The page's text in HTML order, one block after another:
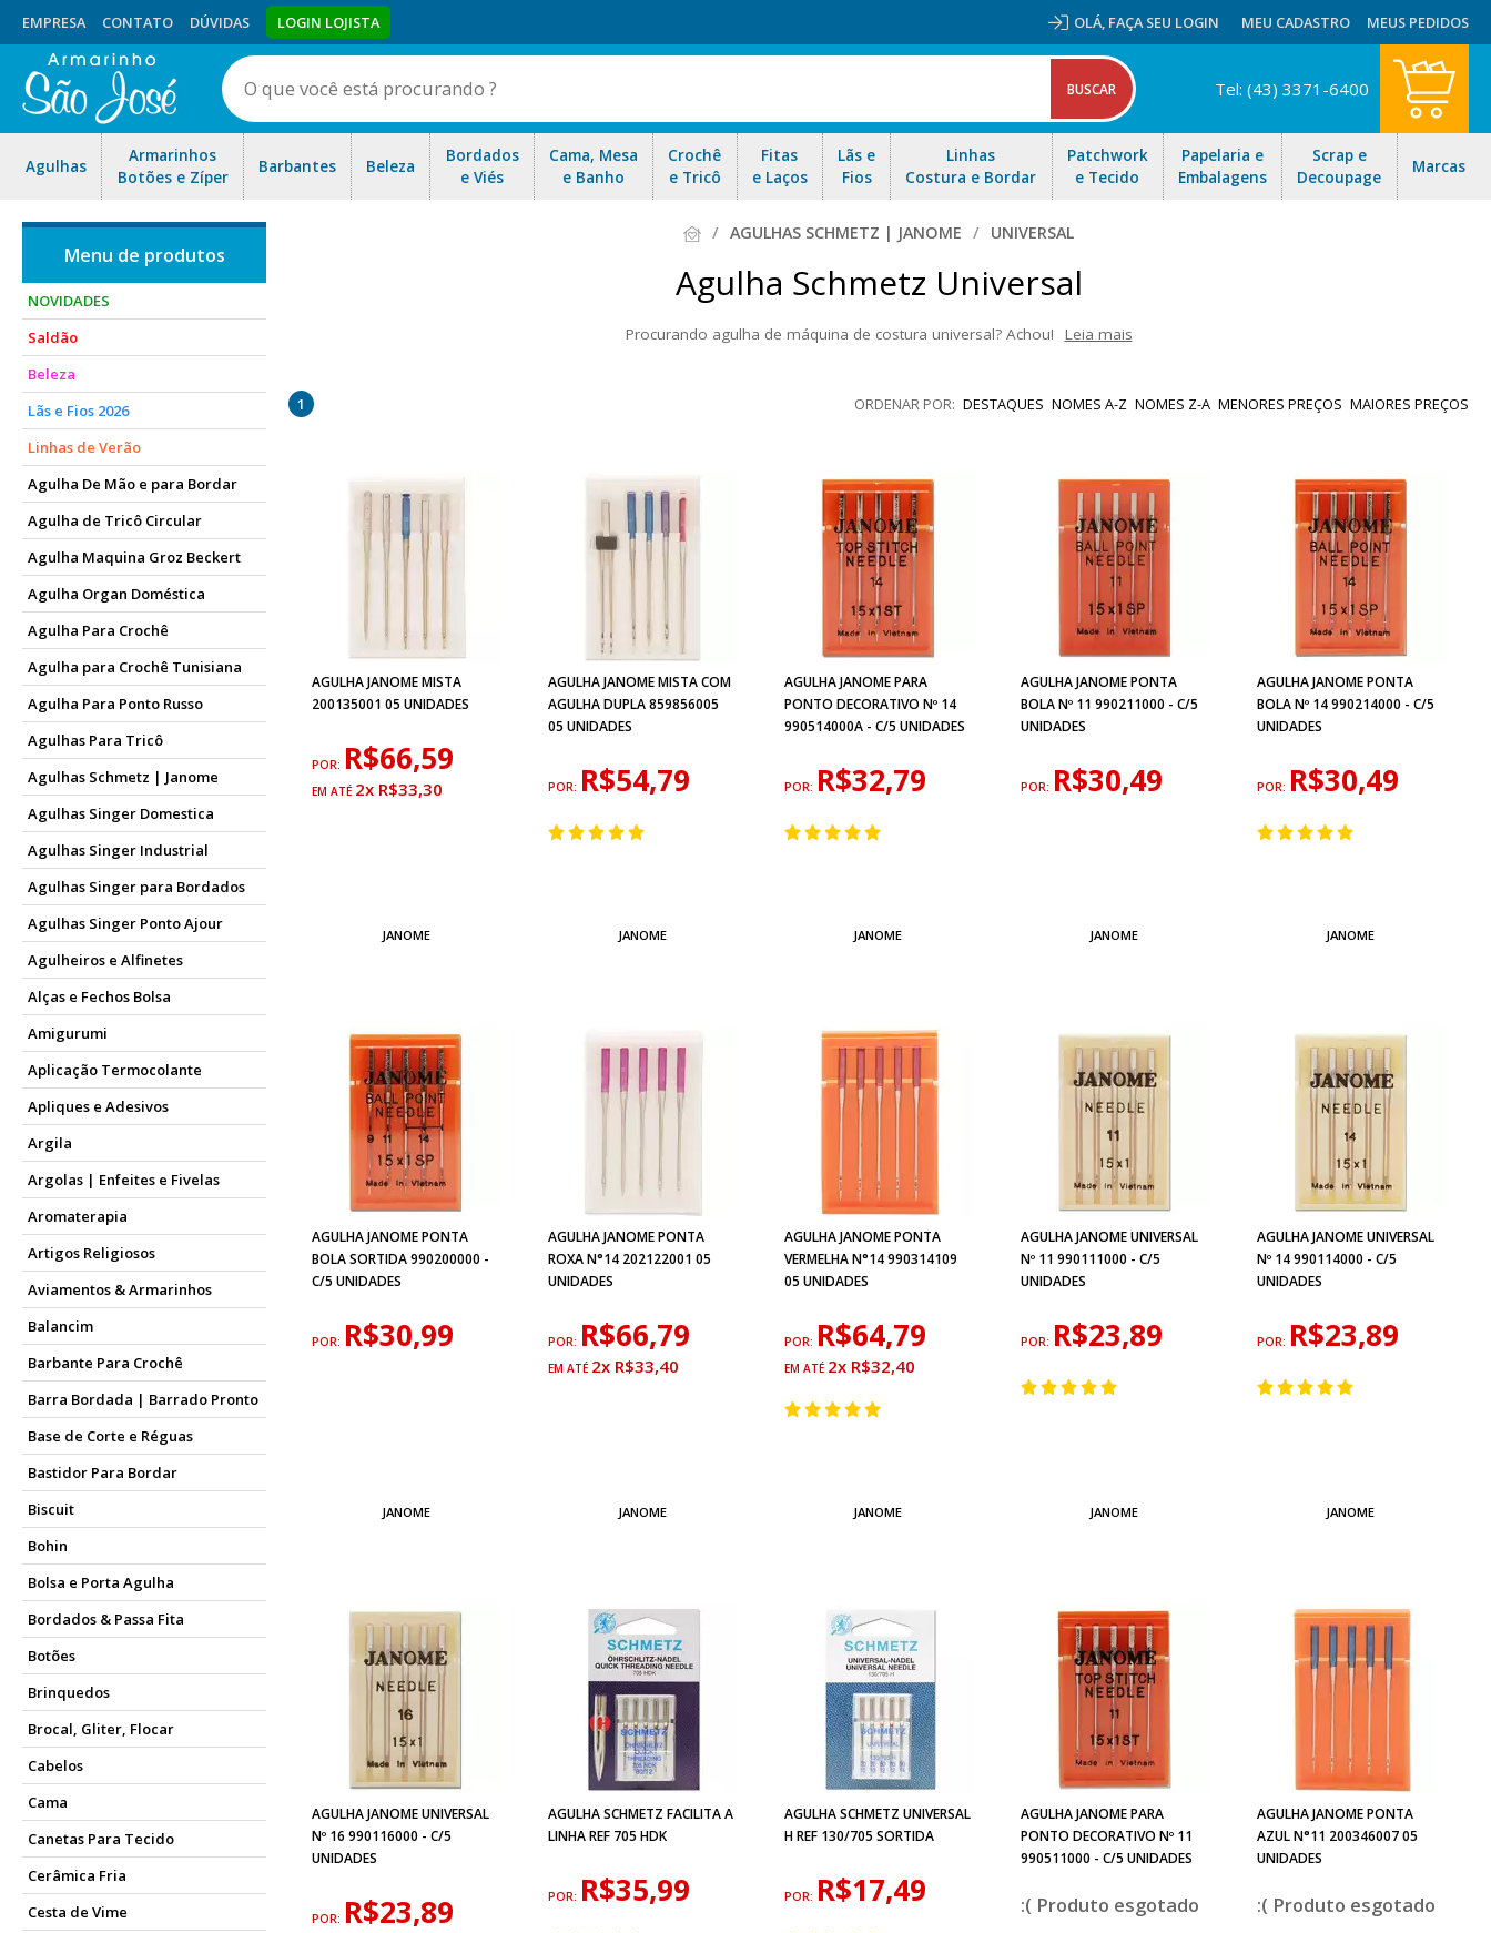
OLÁ, FAÇA SEU LOGIN
EMPRESA CONTATO DÚVIDAS LOGIN LOJISTA MEU CADASTRO MEUS PEDIDOS
Agulhas
Armarinhos
Botões e Zíper
Barbantes Beleza
Bordados
e Viés
Cama, Mesa
e Banho
Crochê
e Tricô
Fitas
e Laços
Lãs e
Fios
Linhas
Costura e Bordar
Patchwork
e Tecido
Papelaria e
Embalagens
Scrap e
Decoupage
Marcas
Tel: (43) 3371-6400
NOVIDADES
Saldão
Beleza
Lãs e Fios 2026
Linhas de Verão
Agulha De Mão e para Bordar
Agulha de Tricô Circular
Agulha Maquina Groz Beckert
Agulha Organ Doméstica
Agulha Para Crochê
Agulha para Crochê Tunisiana
Agulha Para Ponto Russo
Agulhas Para Tricô
Agulhas Schmetz | Janome
Agulhas Singer Domestica
Agulhas Singer Industrial
Agulhas Singer para Bordados
Agulhas Singer Ponto Ajour
Agulheiros e Alfinetes
Alças e Fechos Bolsa
Amigurumi
Aplicação Termocolante
Apliques e Adesivos
Argila
Argolas | Enfeites e Fivelas
Aromaterapia
Artigos Religiosos
Aviamentos & Armarinhos
Balancim
Barbante Para Crochê
Barra Bordada | Barrado Pronto
Base de Corte e Réguas
Bastidor Para Bordar
Biscuit
Bohin
Bolsa e Porta Agulha
Bordados & Passa Fita
Botões
Brinquedos
Brocal, Gliter, Flocar
Cabelos
Cama
Canetas Para Tecido
Cerâmica Fria
Cesta de Vime
AGULHAS SCHMETZ | JANOME UNIVERSAL
Agulha Schmetz Universal
Procurando agulha de máquina de costura universal? Achou!
Leia mais
costuras. Aproveite as ofertas e nosso envio rápido para todo Brasil!
DESTAQUES NOMES A-Z NOMES Z-A MENORES PREÇOS MAIORES PREÇOS
1
AGULHA JANOME MISTA
200135001 05 UNIDADES
POR: R$66,59
2x R$33,30
JANOME
AGULHA JANOME MISTA COM
AGULHA DUPLA 859856005
05 UNIDADES
POR: R$54,79
JANOME
AGULHA JANOME PARA
PONTO DECORATIVO Nº 14
990514000A - C/5 UNIDADES
POR: R$32,79
JANOME
AGULHA JANOME PONTA
BOLA Nº 11 990211000 - C/5
UNIDADES
POR: R$30,49
JANOME
AGULHA JANOME PONTA
BOLA Nº 14 990214000 - C/5
UNIDADES
POR: R$30,49
JANOME
AGULHA JANOME PONTA
BOLA SORTIDA 990200000 -
C/5 UNIDADES
POR: R$30,99
JANOME
AGULHA JANOME PONTA
ROXA N°14 202122001 05
UNIDADES
POR: R$66,79
2x R$33,40
JANOME
AGULHA JANOME PONTA
VERMELHA N°14 990314109
05 UNIDADES
POR: R$64,79
2x R$32,40
JANOME
AGULHA JANOME UNIVERSAL
Nº 11 990111000 - C/5
UNIDADES
POR: R$23,89
JANOME
AGULHA JANOME UNIVERSAL
Nº 14 990114000 - C/5
UNIDADES
POR: R$23,89
JANOME
AGULHA JANOME UNIVERSAL
Nº 16 990116000 - C/5
UNIDADES
POR: R$23,89
AGULHA SCHMETZ FACILITA A
LINHA REF 705 HDK
POR: R$35,99
AGULHA SCHMETZ UNIVERSAL
H REF 130/705 SORTIDA
POR: R$17,49
AGULHA JANOME PARA
PONTO DECORATIVO Nº 11
990511000 - C/5 UNIDADES
esgotado
AGULHA JANOME PONTA
AZUL N°11 200346007 05
UNIDADES
esgotado